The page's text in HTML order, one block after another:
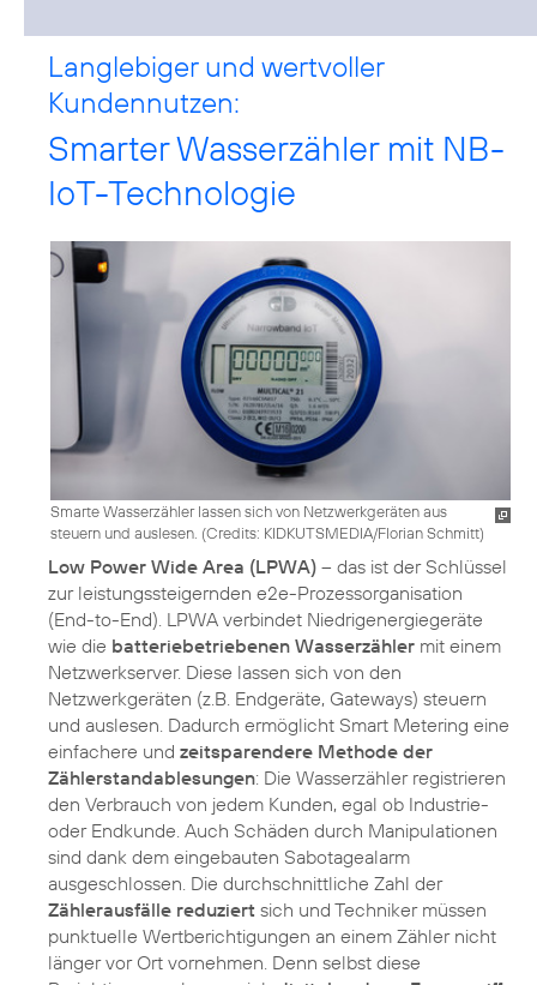
Langlebiger und wertvoller
Kundennutzen:
Smarter Wasserzähler mit NB-
IoT-Technologie
Smarte Wasserzähler lassen sich von Netzwerkgeräten aus
steuern und auslesen. (Credits: KIDKUTSMEDIA/Florian Schmitt)
Low Power Wide Area (LPWA) – das ist der Schlüssel
zur leistungssteigernden e2e-Prozessorganisation
(End-to-End). LPWA verbindet Niedrigenergiegeräte
wie die batteriebetriebenen Wasserzähler mit einem
Netzwerkserver. Diese lassen sich von den
Netzwerkgeräten (z.B. Endgeräte, Gateways) steuern
und auslesen. Dadurch ermöglicht Smart Metering eine
einfachere und zeitsparendere Methode der
Zählerstandablesungen: Die Wasserzähler registrieren
den Verbrauch von jedem Kunden, egal ob Industrie-
oder Endkunde. Auch Schäden durch Manipulationen
sind dank dem eingebauten Sabotagealarm
ausgeschlossen. Die durchschnittliche Zahl der
Zählerausfälle reduziert sich und Techniker müssen
punktuelle Wertberichtigungen an einem Zähler nicht
länger vor Ort vornehmen. Denn selbst diese